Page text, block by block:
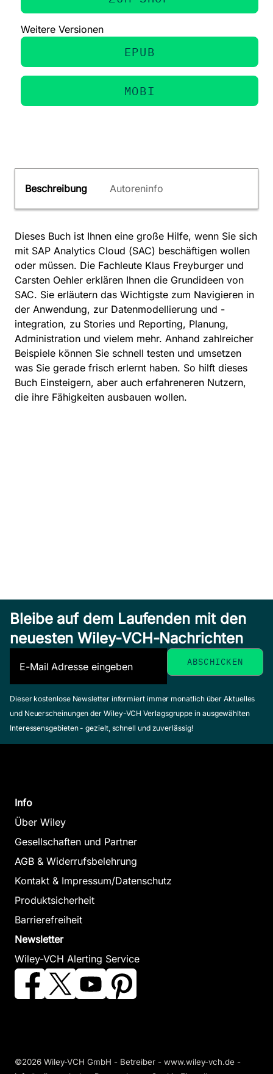
Weitere Versionen
EPUB
MOBI
Beschreibung Autoreninfo
Dieses Buch ist Ihnen eine große Hilfe, wenn Sie sich
mit SAP Analytics Cloud (SAC) beschäftigen wollen
oder müssen. Die Fachleute Klaus Freyburger und
Carsten Oehler erklären Ihnen die Grundideen von
SAC. Sie erläutern das Wichtigste zum Navigieren in
der Anwendung, zur Datenmodellierung und -
integration, zu Stories und Reporting, Planung,
Administration und vielem mehr. Anhand zahlreicher
Beispiele können Sie schnell testen und umsetzen
was Sie gerade frisch erlernt haben. So hilft dieses
Buch Einsteigern, aber auch erfahreneren Nutzern,
die ihre Fähigkeiten ausbauen wollen.
Bleibe auf dem Laufenden mit den
neuesten Wiley-VCH-Nachrichten
Dieser kostenlose Newsletter informiert immer monatlich über Aktuelles
und Neuerscheinungen der Wiley-VCH Verlagsgruppe in ausgewählten
Interessensgebieten - gezielt, schnell und zuverlässig!
Info
Über Wiley
Gesellschaften und Partner
AGB & Widerrufsbelehrung
Kontakt & Impressum/Datenschutz
Produktsicherheit
Barrierefreiheit
Newsletter
Wiley-VCH Alerting Service
©2026 Wiley-VCH GmbH - Betreiber - www.wiley-vch.de -